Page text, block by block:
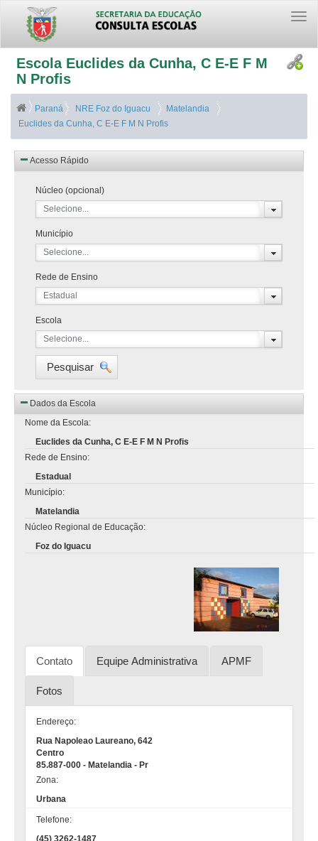
Escola Euclides da Cunha, C E-E F M
N Profis
Paraná NRE Foz do Iguacu
Matelandia
Euclides da Cunha, C E-E F M N Profis
Acesso Rápido
Núcleo (opcional)
Selecione...
Município
Selecione...
Rede de Ensino
Estadual
Escola
Selecione...
Pesquisar
Dados da Escola
Nome da Escola:
Euclides da Cunha, C E-E F M N Profis
Rede de Ensino:
Estadual
Município:
Matelandia
Núcleo Regional de Educação:
Foz do Iguacu
Contato Equipe Administrativa APMF
Fotos
Endereço:
Rua Napoleao Laureano, 642
Centro
85.887-000 - Matelandia - Pr
Zona:
Urbana
Telefone:
(45) 3262-1487